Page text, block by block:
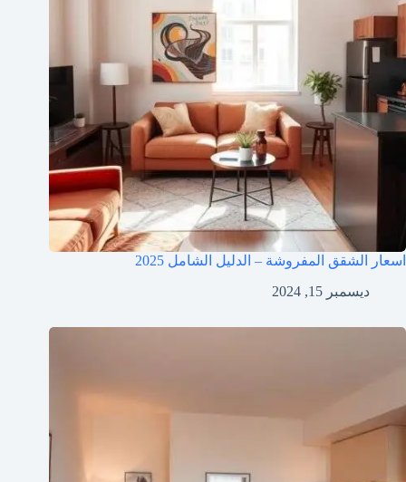
اسعار الشقق المفروشة – الدليل الشامل 2025
ديسمبر 15, 2024